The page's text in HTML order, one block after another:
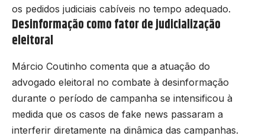
os pedidos judiciais cabíveis no tempo adequado.
Desinformação como fator de judicialização
eleitoral
Márcio Coutinho comenta que a atuação do
advogado eleitoral no combate à desinformação
durante o período de campanha se intensificou à
medida que os casos de fake news passaram a
interferir diretamente na dinâmica das campanhas.